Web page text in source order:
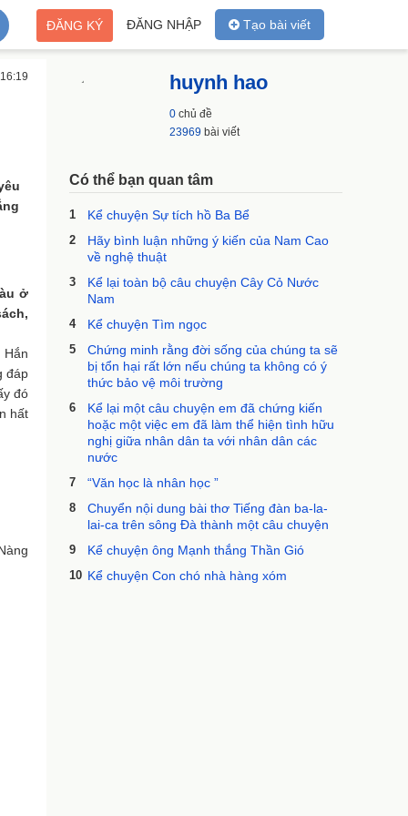
Tạo bài viết
ĐĂNG NHẬP
ĐĂNG KÝ
ở
đáp
đó
hất
huynh hao
0 chủ đề
23969 bài viết
Có thể bạn quan tâm
1 Kể chuyện Sự tích hồ Ba Bể
2
Hãy bình luận những ý kiến của Nam Cao
về nghệ thuật
3
Kể lại toàn bộ câu chuyện Cây Cỏ Nước
Nam
4 Kể chuyện Tìm ngọc
5
Chứng minh rằng đời sống của chúng ta sẽ
bị tổn hại rất lớn nếu chúng ta không có ý
thức bảo vệ môi trường
6
Kể lại một câu chuyện em đã chứng kiến
hoặc một việc em đã làm thể hiện tình hữu
nghị giữa nhân dân ta với nhân dân các
nước
7 “Văn học là nhân học ”
8
Chuyển nội dung bài thơ Tiếng đàn ba-la-
lai-ca trên sông Đà thành một câu chuyện
9 Kể chuyện ông Mạnh thắng Thần Gió
10 Kể chuyện Con chó nhà hàng xóm